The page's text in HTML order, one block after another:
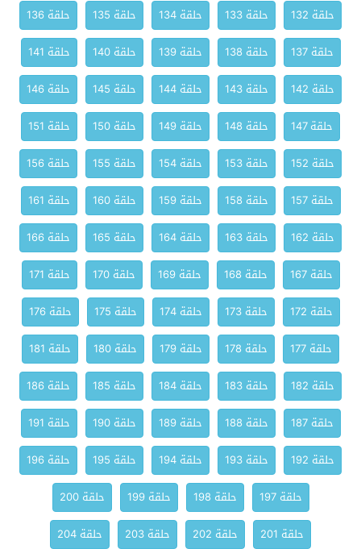
حلقة 132 حلقة 133 حلقة 134 حلقة 135
حلقة 136
حلقة 137
حلقة 138 حلقة 139 حلقة 140
حلقة 141
حلقة 142
حلقة 143 حلقة 144 حلقة 145
حلقة 146
حلقة 147
حلقة 148 حلقة 149 حلقة 150
حلقة 151
حلقة 152
حلقة 153 حلقة 154 حلقة 155
حلقة 156
حلقة 157
حلقة 158 حلقة 159 حلقة 160
حلقة 161
حلقة 162
حلقة 163 حلقة 164 حلقة 165
حلقة 166
حلقة 167
حلقة 168 حلقة 169 حلقة 170
حلقة 171
حلقة 172
حلقة 173 حلقة 174 حلقة 175
حلقة 176
حلقة 177
حلقة 178 حلقة 179 حلقة 180
حلقة 181
حلقة 182
حلقة 183 حلقة 184 حلقة 185
حلقة 186
حلقة 187
حلقة 188 حلقة 189 حلقة 190
حلقة 191
حلقة 192
حلقة 193 حلقة 194 حلقة 195
حلقة 196
حلقة 197
حلقة 198 حلقة 199
حلقة 200
حلقة 201
حلقة 202 حلقة 203
حلقة 204